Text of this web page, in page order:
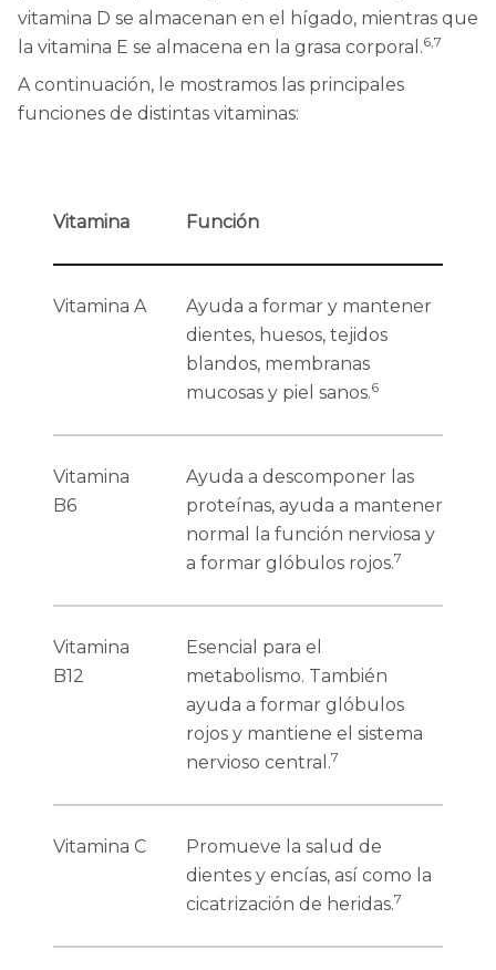
vitamina D se almacenan en el hígado, mientras que
la vitamina E se almacena en la grasa corporal.6,7
A continuación, le mostramos las principales
funciones de distintas vitaminas:
Vitamina Función
Vitamina A
Ayuda a formar y mantener
dientes, huesos, tejidos
blandos, membranas
mucosas y piel sanos.6
Vitamina
B6
Ayuda a descomponer las
proteínas, ayuda a mantener
normal la función nerviosa y
a formar glóbulos rojos.7
Vitamina
B12
Esencial para el
metabolismo. También
ayuda a formar glóbulos
rojos y mantiene el sistema
nervioso central.7
Vitamina C
Promueve la salud de
dientes y encías, así como la
cicatrización de heridas.7